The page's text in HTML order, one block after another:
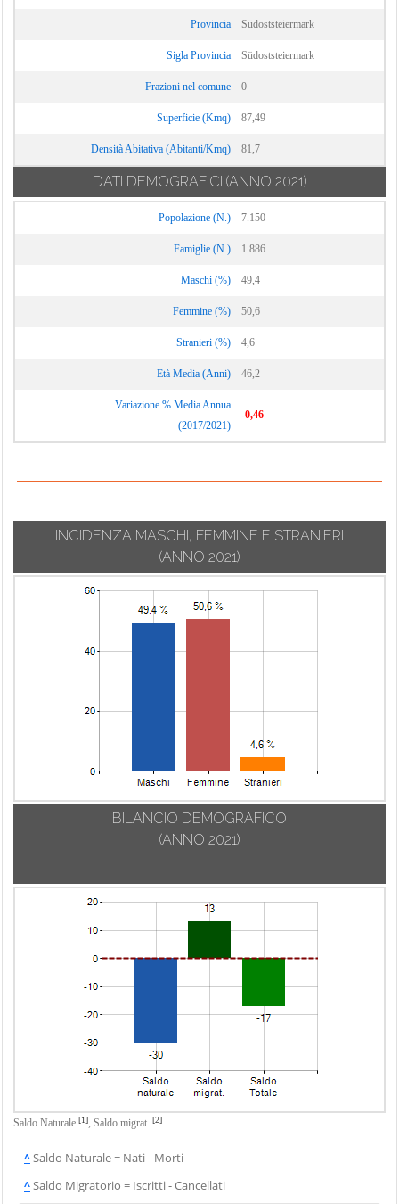
Provincia Südoststeiermark
Sigla Provincia Südoststeiermark
Frazioni nel comune 0
Superficie (Kmq) 87,49
Densità Abitativa (Abitanti/Kmq) 81,7
DATI DEMOGRAFICI (ANNO 2021)
Popolazione (N.) 7.150
Famiglie (N.) 1.886
Maschi (%) 49,4
Femmine (%) 50,6
Stranieri (%) 4,6
Età Media (Anni) 46,2
Variazione % Media Annua
(2017/2021)
-0,46
INCIDENZA MASCHI, FEMMINE E STRANIERI
(ANNO 2021)
BILANCIO DEMOGRAFICO
(ANNO 2021)
Saldo Naturale [1], Saldo migrat. [2]
^Saldo Naturale = Nati - Morti
^Saldo Migratorio = Iscritti - Cancellati